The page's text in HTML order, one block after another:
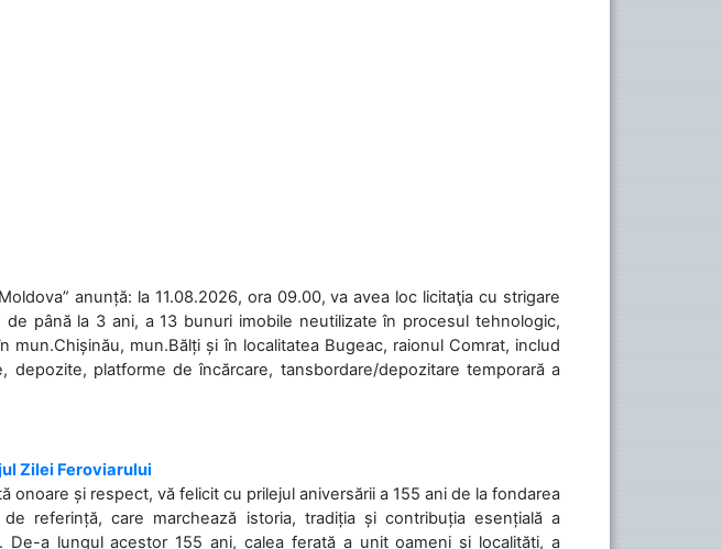
anunță: la 11.08.2026, ora 09.00, va avea loc licitaţia cu strigare
până la 3 ani, a 13 bunuri imobile neutilizate în procesul tehnologic,
mun.Chișinău, mun.Bălți și în localitatea Bugeac, raionul Comrat, includ
depozite, platforme de încărcare, tansbordare/depozitare temporară a
Zilei Feroviarului
onoare și respect, vă felicit cu prilejul aniversării a 155 ani de la fondarea
referință, care marchează istoria, tradiția și contribuția esențială a
De-a lungul acestor 155 ani, calea ferată a unit oameni și localități, a